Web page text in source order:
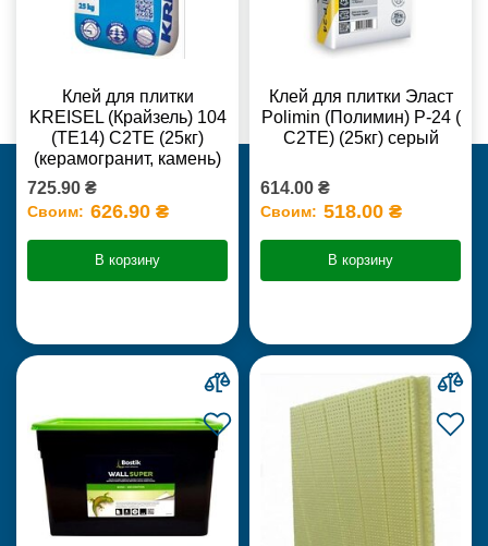
Клей для плитки
KREISEL (Крайзель) 104
(ТЕ14) С2TE (25кг)
(керамогранит, камень)
725.90 ₴
Своим: 626.90 ₴
В корзину
Клей для плитки Эласт
Polimin (Полимин) Р-24 (
С2ТЕ) (25кг) серый
614.00 ₴
Своим: 518.00 ₴
В корзину